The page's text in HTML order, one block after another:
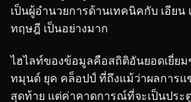
เป็นผู้อำนวยการด้านเทคนิคกับ เอียน
ทฤษฎี เป็นอย่างมาก
ไฮไลท์ของข้อมูลคือสถิติอันยอดเยี่ยม
ทมุนด์ ยุค คล็อปป์ ที่ถึงแม้ว่าผลการแ
สุดท้าย แต่ค่าคาดการณ์ที่จะเป็นประ